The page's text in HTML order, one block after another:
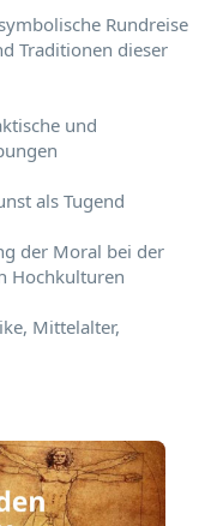
Rundreise
Traditionen dieser
und
als Tugend
der Moral bei der
Hochkulturen
Mittelalter,